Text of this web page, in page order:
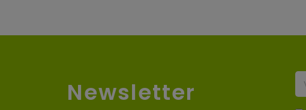
Newsletter